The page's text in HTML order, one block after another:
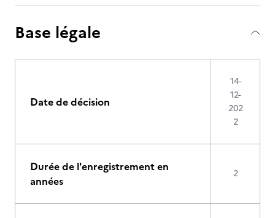
Base légale
Date de décision
14-
12-
202
2
Durée de l'enregistrement en
années
2